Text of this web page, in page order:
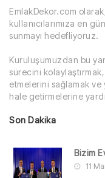
EmlakDekor.com
kullanıcılarımıza en
sunmayı hedefliyoruz.
Kuruluşumuzdan bu
sürecini
etmelerini sağlamak ve
hale getirmelerine
Son Dakika
Bizim
11